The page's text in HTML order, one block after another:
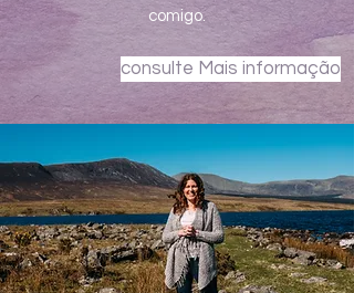
comigo.
consulte Mais informação